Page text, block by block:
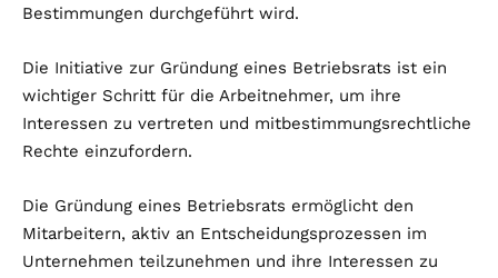
Bestimmungen durchgeführt wird.
Die Initiative zur Gründung eines Betriebsrats ist ein
wichtiger Schritt für die Arbeitnehmer, um ihre
Interessen zu vertreten und mitbestimmungsrechtliche
Rechte einzufordern.
Die Gründung eines Betriebsrats ermöglicht den
Mitarbeitern, aktiv an Entscheidungsprozessen im
Unternehmen teilzunehmen und ihre Interessen zu